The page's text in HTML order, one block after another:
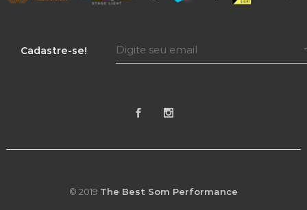
Cadastre-se!
© 2019 The Best Som Performance